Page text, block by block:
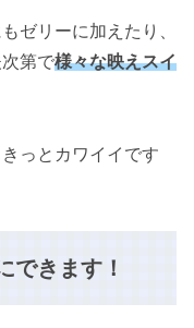
ゼリーに加えたり、
第で様々な映えスイ
っとカワイイです
できます！